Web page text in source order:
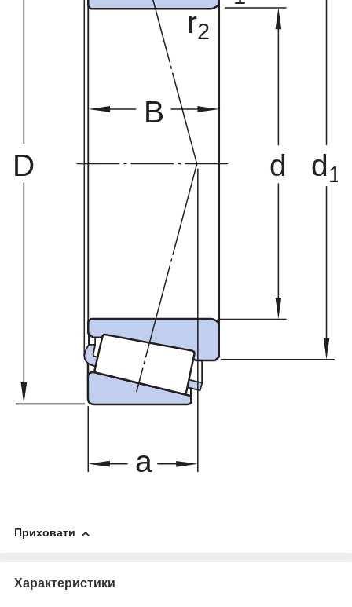
Приховати
Характеристики